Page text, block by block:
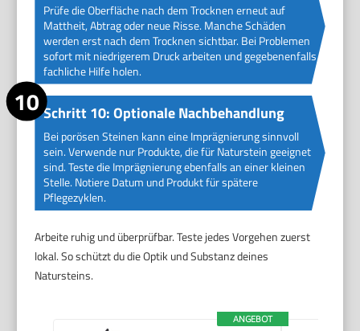
Prüfe die Oberfläche nach dem Trocknen erneut auf
Mattheit, Abtrag oder neue Risse. Manche Schäden
werden erst nach dem Trocknen sichtbar. Bei Problemen
sofort mit niedrigerem Druck arbeiten und gegebenenfalls
fachliche Hilfe holen.
Schritt 10: Optionale Nachbehandlung
Bei porösen Steinen kann eine Imprägnierung sinnvoll
sein. Verwende nur Produkte, die für Naturstein geeignet
sind. Teste die Imprägnierung ebenfalls an einer kleinen
Stelle. Notiere Datum und Produkt für spätere
Pflegezyklen.
Arbeite ruhig und überprüfbar. Teste jedes Vorgehen zuerst
lokal. So schützt du die Optik und Substanz deines
Natursteins.
ANGEBOT